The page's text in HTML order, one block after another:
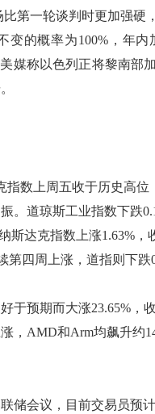
第一轮谈判时更加强硬
变的概率为100%，年
媒称以色列正将黎南部
数上周五收于历史高位
。道琼斯工业指数下跌
斯达克指数上涨1.63%，
第四周上涨，道指则下跌
预期而大涨23.65%，
，AMD和Arm均飙升约
会议，目前交易员预计